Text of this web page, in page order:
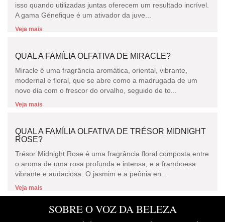
isso quando utilizadas juntas oferecem um resultado incrível.
A gama Génefique é um ativador da juve...
Veja mais
QUAL A FAMÍLIA OLFATIVA DE MIRACLE?
Miracle é uma fragrância aromática, oriental, vibrante,
modernal e floral, que se abre como a madrugada de um
novo dia com o frescor do orvalho, seguido de to...
Veja mais
QUAL A FAMÍLIA OLFATIVA DE TRÉSOR MIDNIGHT
ROSE?
Trésor Midnight Rose é uma fragrância floral composta entre
o aroma de uma rosa profunda e intensa, e a framboesa
vibrante e audaciosa. O jasmim e a peônia en...
Veja mais
SOBRE O VOZ DA BELEZA